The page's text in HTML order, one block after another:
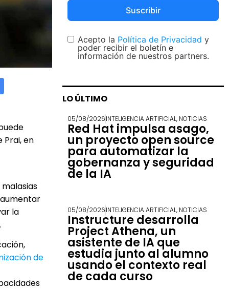
Prai, en
la
de
Suscribir
Acepto la Política de Privacidad y
poder recibir el boletín e
información de nuestros partners.
LO ÚLTIMO
05/08/2026INTELIGENCIA ARTIFICIAL, NOTICIAS
Red Hat impulsa asago,
un proyecto open source
para automatizar la
gobernanza y seguridad
de la IA
05/08/2026INTELIGENCIA ARTIFICIAL, NOTICIAS
Instructure desarrolla
Project Athena, un
asistente de IA que
estudia junto al alumno
usando el contexto real
de cada curso